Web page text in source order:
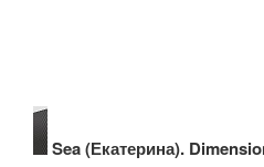
Sea (Екатерина).